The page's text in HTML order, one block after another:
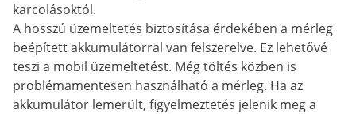
karcolásoktól.
A hosszú üzemeltetés biztosítása érdekében a mérleg
beépített akkumulátorral van felszerelve. Ez lehetővé
teszi a mobil üzemeltetést. Még töltés közben is
problémamentesen használható a mérleg. Ha az
akkumulátor lemerült, figyelmeztetés jelenik meg a